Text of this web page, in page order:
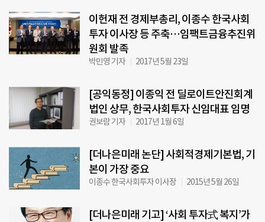
이헌재 전 경제부총리, 이종수 한국사회
투자 이사장 등 주축…임팩트금융추진위
원회 발족
박민영 기자 2017년 5월 23일
[공익동정] 이종익 전 딜로이트안진회계
법인 상무, 한국사회투자 신임대표 임명
권보람 기자 2017년 1월 6일
[더나은미래 논단] 사회적경제기본법, 기
본이 가장 중요
이종수 한국사회투자 이사장 2015년 5월 26일
[더나은미래 기고] ‘사회 투자式 복지’가